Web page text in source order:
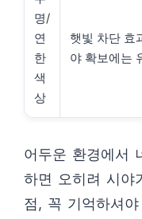
명/
연
한
색
상
햇빛 차단 효
야 확보에는
어두운 환경에서
하면 오히려 시야
점, 꼭 기억하셔야